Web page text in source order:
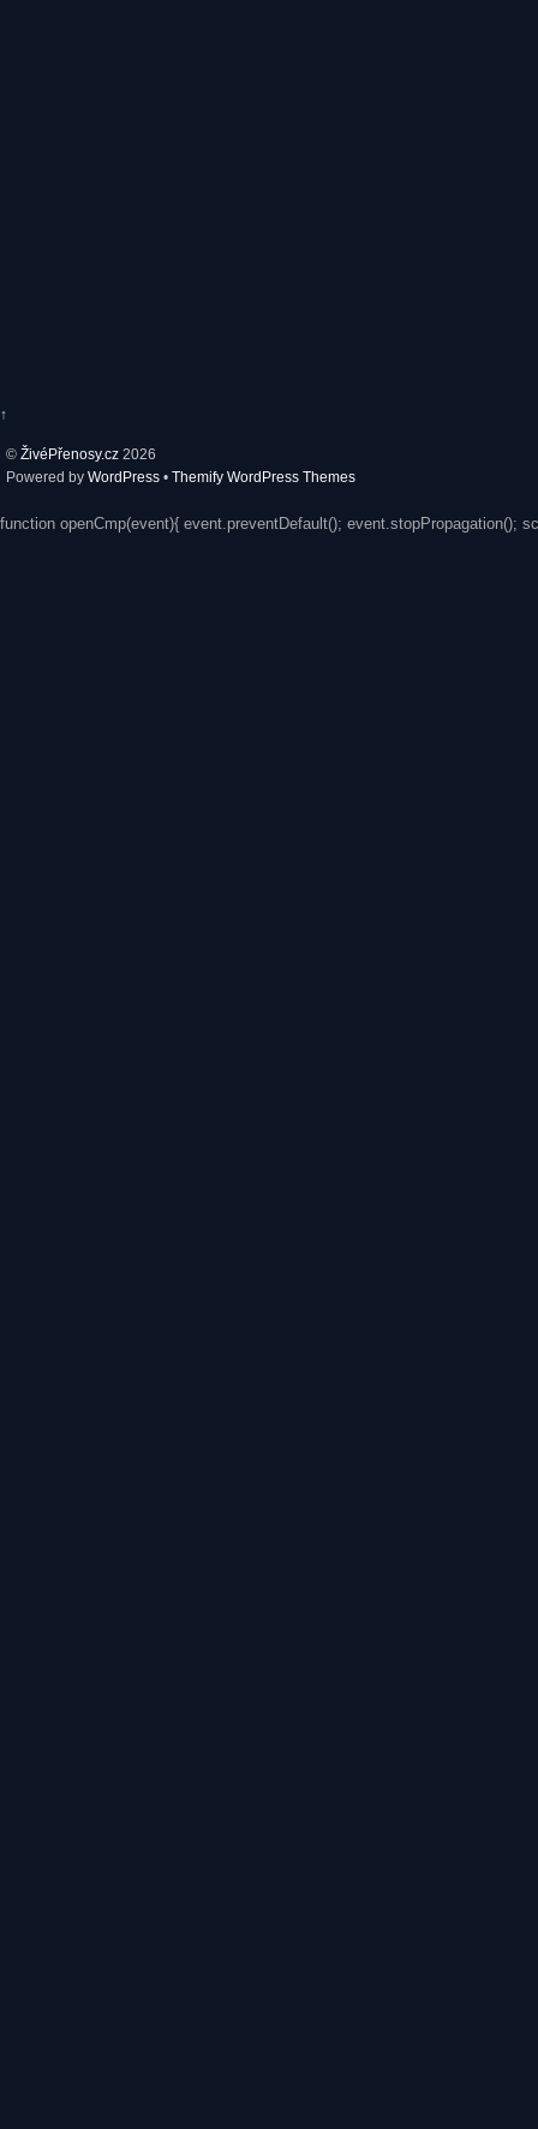
↑
© ŽivéPřenosy.cz 2026
Powered by WordPress • Themify WordPress Themes
function openCmp(event){ event.preventDefault(); event.stopPropagation();